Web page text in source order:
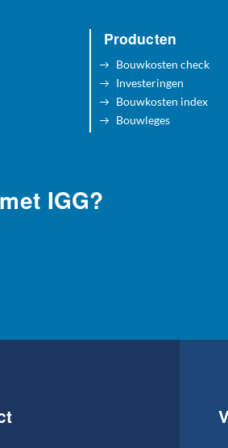
Producten
Bouwkosten check
Investeringen
Bouwkosten index
Bouwleges
IGG?